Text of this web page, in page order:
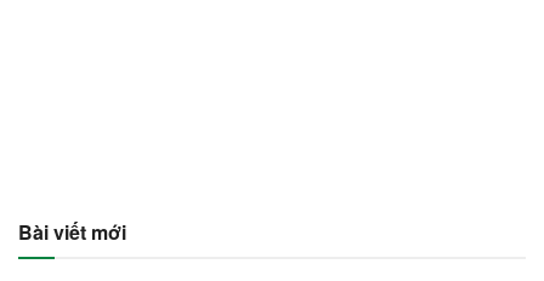
Bài viết mới